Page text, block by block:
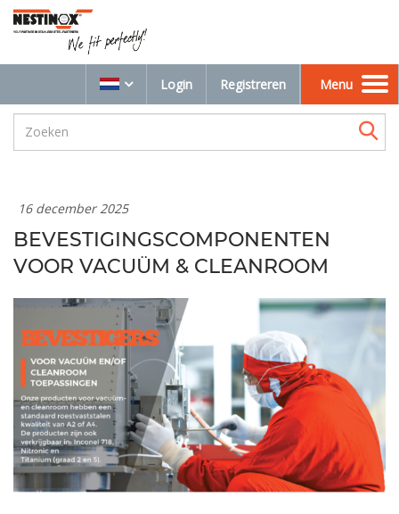
Login Registreren
Toggle
navigation
Menu
16 december 2025
BEVESTIGINGSCOMPONENTEN
VOOR VACUÜM & CLEANROOM